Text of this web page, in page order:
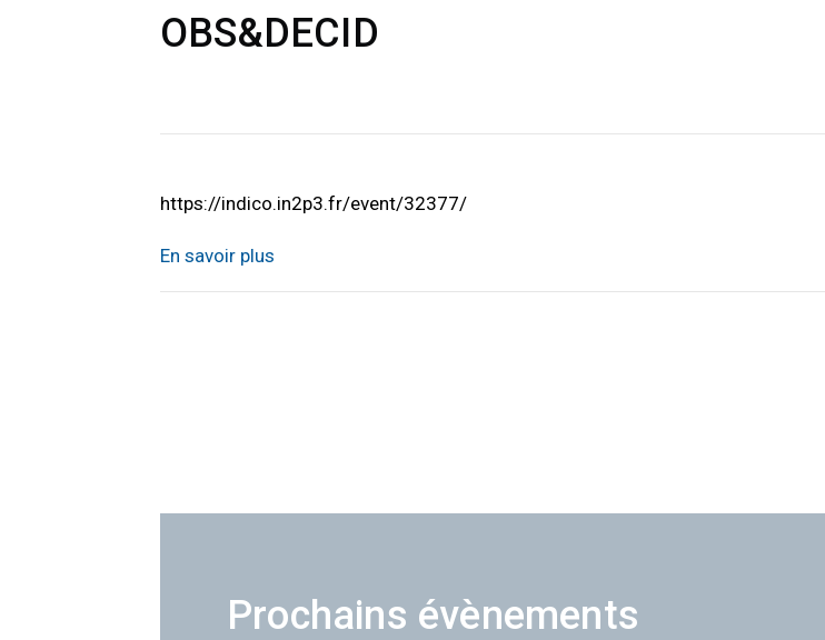
OBS&DECID
https://indico.in2p3.fr/event/32377/
En savoir plus
Prochains évènements